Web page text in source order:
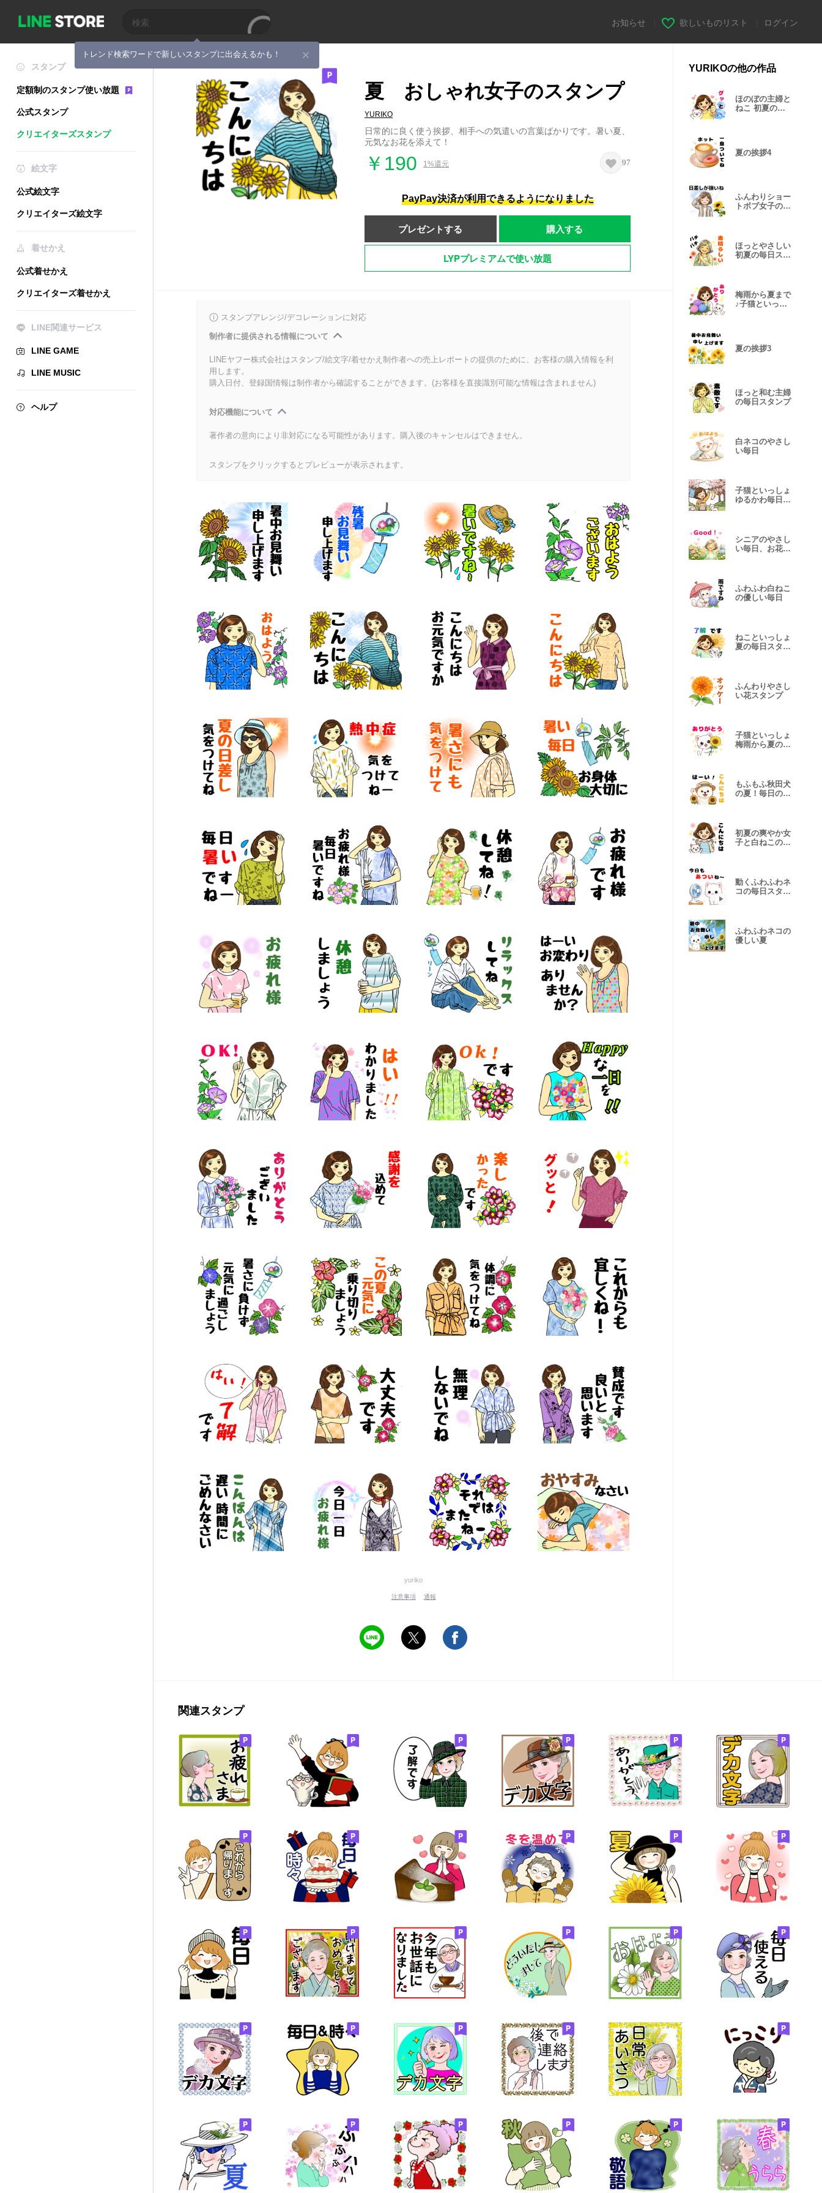
トレンド検索ワードで新しいスタンプに出会えるかも！
お知らせ 欲しいものリスト ログイン
スタンプ
定額制のスタンプ使い放題
公式スタンプ
クリエイターズスタンプ
絵文字
公式絵文字
クリエイターズ絵文字
着せかえ
公式着せかえ
クリエイターズ着せかえ
LINE関連サービス
LINE GAME
LINE MUSIC
ヘルプ
夏 おしゃれ女子のスタンプ
YURIKO
日常的に良く使う挨拶、相手への気遣いの言葉ばかりです。暑い夏、
元気なお花を添えて！
￥190 1%還元 97
PayPay決済が利用できるようになりました
プレゼントする 購入する
LYPプレミアムで使い放題
スタンプアレンジ/デコレーションに対応
制作者に提供される情報について
LINEヤフー株式会社はスタンプ/絵文字/着せかえ制作者への売上レポートの提供のために、お客様の購入情報を利
用します。
購入日付、登録国情報は制作者から確認することができます。(お客様を直接識別可能な情報は含まれません)
対応機能について
著作者の意向により非対応になる可能性があります。購入後のキャンセルはできません。
スタンプをクリックするとプレビューが表示されます。
yuriko
注意事項 通報
YURIKOの他の作品
ほのぼの主婦と
ねこ 初夏の毎
夏の挨拶4
ふんわりショー
トボブ女子の心
ほっとやさしい
初夏の毎日スタ
梅雨から夏まで
♪子猫といっし
夏の挨拶3
ほっと和む主婦
の毎日スタンプ
白ネコのやさし
い毎日
子猫といっしょ
ゆるかわ毎日ス
シニアのやさし
い毎日、お花に
ふわふわ白ねこ
の優しい毎日
ねこといっしょ
夏の毎日スタン
ふんわりやさし
い花スタンプ
子猫といっしょ
梅雨から夏の毎
もふもふ秋田犬
の夏！毎日の癒
初夏の爽やか女
子と白ねこの毎
動くふわふわネ
コの毎日スタン
ふわふわネコの
優しい夏
関連スタンプ